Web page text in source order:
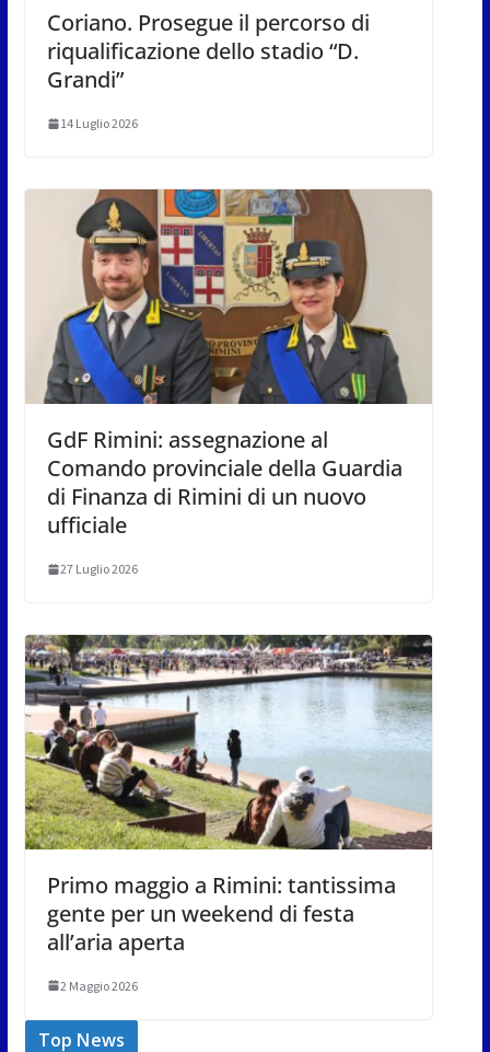
Coriano. Prosegue il percorso di
riqualificazione dello stadio “D.
Grandi”
14 Luglio 2026
GdF Rimini: assegnazione al
Comando provinciale della Guardia
di Finanza di Rimini di un nuovo
ufficiale
27 Luglio 2026
Primo maggio a Rimini: tantissima
gente per un weekend di festa
all’aria aperta
2 Maggio 2026
Top News